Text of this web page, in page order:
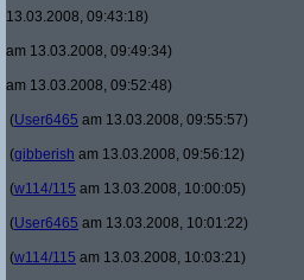
13.03.2008, 09:43:18)
am 13.03.2008, 09:49:34)
am 13.03.2008, 09:52:48)
(User6465 am 13.03.2008, 09:55:57)
(gibberish am 13.03.2008, 09:56:12)
(w114/115 am 13.03.2008, 10:00:05)
(User6465 am 13.03.2008, 10:01:22)
(w114/115 am 13.03.2008, 10:03:21)